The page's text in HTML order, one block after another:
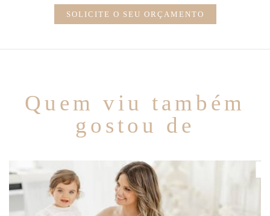
SOLICITE O SEU ORÇAMENTO
Quem viu também
gostou de